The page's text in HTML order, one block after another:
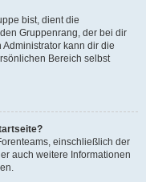
bist, dient die
Gruppenrang, der bei dir
kann dir die
Bereich selbst
einschließlich der
auch weitere Informationen